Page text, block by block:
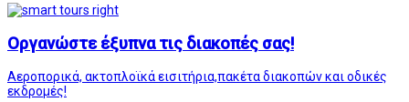
Οργανώστε έξυπνα τις διακοπές σας!
Αεροπορικά, ακτοπλοϊκά εισιτήρια,πακέτα διακοπών και οδικές
εκδρομές!